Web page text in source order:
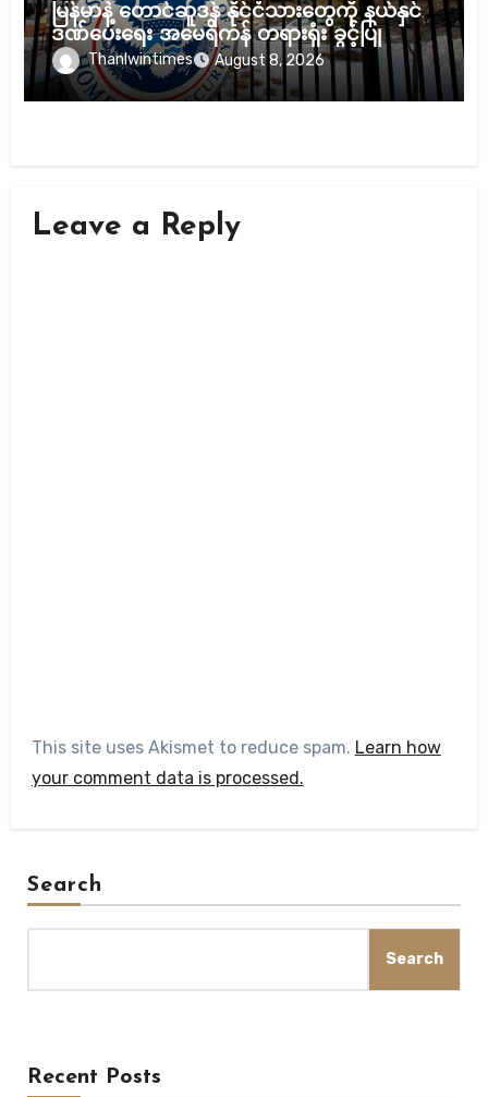
မြန်မာနဲ့ တောင်ဆူဒန် နိုင်ငံသားတွေကို နယ်နှင်
ဒဏ်ပေးရေး အမေရိကန် တရားရုံး ခွင့်ပြု
Thanlwintimes August 8, 2026
Leave a Reply
This site uses Akismet to reduce spam. Learn how
your comment data is processed.
Search
Search
Recent Posts